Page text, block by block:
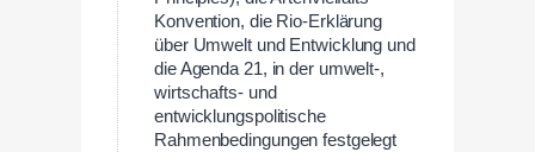
Konvention, die Rio-Erklärung
über Umwelt und Entwicklung und
die Agenda 21, in der umwelt-,
wirtschafts- und
entwicklungspolitische
Rahmenbedingungen festgelegt